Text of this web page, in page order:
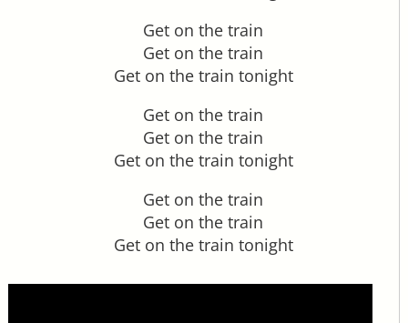
Get on the train
Get on the train
Get on the train tonight
Get on the train
Get on the train
Get on the train tonight
Get on the train
Get on the train
Get on the train tonight